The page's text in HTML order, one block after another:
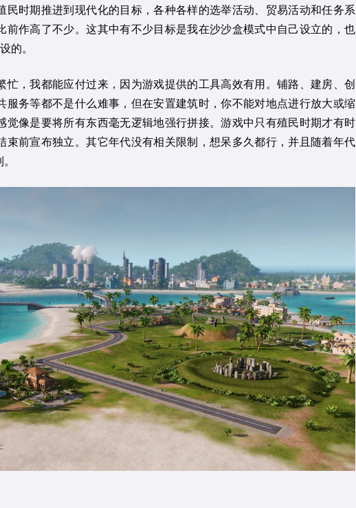
民时期推进到现代化的目标，各种各样的选举活动、贸易活动和任务系
前作高了不少。这其中有不少目标是我在沙沙盒模式中自己设立的，也
的。
忙，我都能应付过来，因为游戏提供的工具高效有用。铺路、建房、创
服务等都不是什么难事，但在安置建筑时，你不能对地点进行放大或缩
觉像是要将所有东西毫无逻辑地强行拼接。游戏中只有殖民时期才有时
束前宣布独立。其它年代没有相关限制，想呆多久都行，并且随着年代